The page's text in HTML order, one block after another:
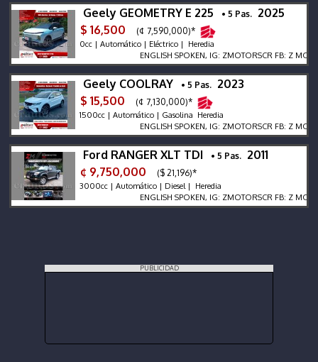
Geely GEOMETRY E 225 • 5 Pas. 2025
$ 16,500
(¢ 7,590,000)*
0cc | Automático | Eléctrico | Heredia
ENGLISH SPOKEN, IG: ZMOTORSCR FB: Z
Geely COOLRAY • 5 Pas. 2023
$ 15,500
(¢ 7,130,000)*
1500cc | Automático | Gasolina Heredia
ENGLISH SPOKEN, IG: ZMOTORSCR FB: Z
Ford RANGER XLT TDI • 5 Pas. 2011
¢ 9,750,000
($ 21,196)*
3000cc | Automático | Diesel | Heredia
ENGLISH SPOKEN, IG: ZMOTORSCR FB: Z
PUBLICIDAD